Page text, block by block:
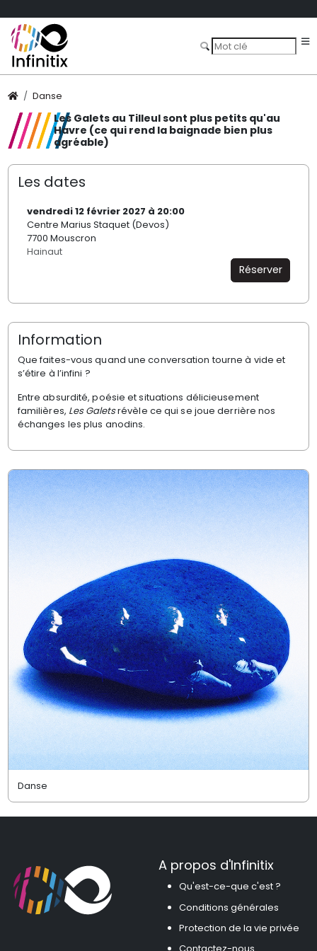
Danse
Les Galets au Tilleul sont plus petits qu'au
Havre (ce qui rend la baignade bien plus
agréable)
Les dates
vendredi 12 février 2027 à 20:00
Centre Marius Staquet (Devos)
7700 Mouscron
Hainaut
Réserver
Information
Que faites-vous quand une conversation tourne à vide et
s’étire à l’infini ?
Entre absurdité, poésie et situations délicieusement
familières, Les Galetsrévèle ce qui se joue derrière nos
échanges les plus anodins.
Danse
A propos d'Infinitix
Qu'est-ce-que c'est ?
Conditions générales
Protection de la vie privée